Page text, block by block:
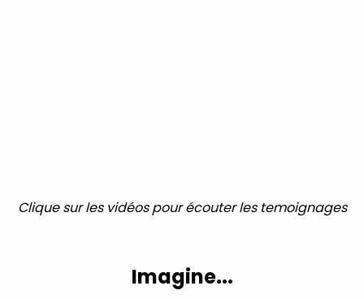
Clique sur les vidéos pour écouter les temoignages
Imagine...